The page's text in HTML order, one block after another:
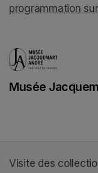
programmation
Musée
Visite des